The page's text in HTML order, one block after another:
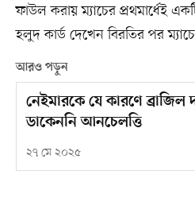
ফাউল করায় ম্যাচের প্রথমার্ধেই
হলুদ কার্ড দেখেন বিরতির পর
আরও পড়ুন
নেইমারকে যে কারণে ব্রাজিল
ডাকেননি আনচেলত্তি
২৭ মে ২০২৫